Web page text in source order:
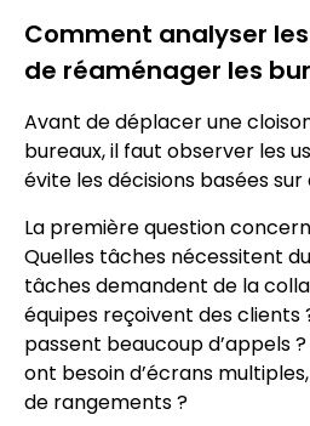
Comment analyser
de réaménager les
Avant de déplacer une
bureaux, il faut observer les
évite les décisions basées sur
La première question
Quelles tâches nécessitent
tâches demandent de la
équipes reçoivent des clients
passent beaucoup d’appels
ont besoin d’écrans
de rangements ?